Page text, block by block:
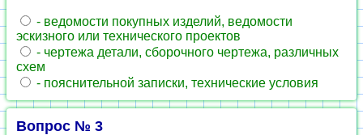
- ведомости покупных изделий, ведомости
эскизного или технического проектов
- чертежа детали, сборочного чертежа, различных
схем
- пояснительной записки, технические условия
Вопрос № 3